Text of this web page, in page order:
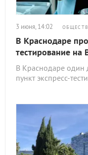
3 июня, 14:02
В Краснодаре
тестирование на
В Краснодаре один
пункт экспресс-